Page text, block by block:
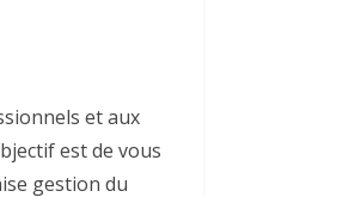
et aux
est de vous
gestion du